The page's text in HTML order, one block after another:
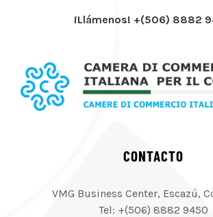
¡Llámenos! +(506) 8882
CONTACTO
VMG Business Center, Escazú,
Tel: +(506) 8882 9450